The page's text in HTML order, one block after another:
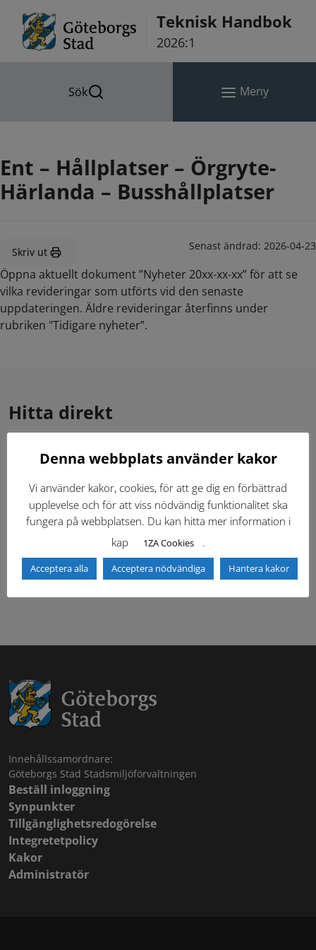
Teknisk Handbok
2026:1
Sök Meny
Ent – Hållplatser – Örgryte-
Härlanda – Busshållplatser
Skriv ut Senast ändrad: 2026-04-23
Öppna aktuellt dokument ”Nyheter 20xx-xx-xx” för att se
vilka revideringar som utförts vid den senaste
uppdateringen. Äldre revideringar återfinns under
rubriken "Tidigare nyheter”.
Hitta direkt
Gällande standardritningar (Dwg och pdf)
Dokumentbibliotek Kontaktlista
Tidigare versioner
Säkerhetsordningen
Innehållssamordnare:
Göteborgs Stad Stadsmiljöförvaltningen
Beställ inloggning
Synpunkter
Tillgänglighetsredogörelse
Integretetpolicy
Kakor
Administratör
Denna webbplats använder kakor
Vi använder kakor, cookies, för att ge dig en förbättrad
upplevelse och för att viss nödvändig funktionalitet ska
fungera på webbplatsen. Du kan hitta mer information i
kap
1ZA Cookies .
Acceptera alla Acceptera nödvändiga Hantera kakor